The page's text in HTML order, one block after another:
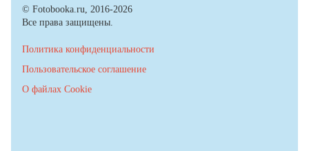
© Fotobooka.ru, 2016-2026
Все права защищены.
Политика конфиденциальности
Пользовательское соглашение
О файлах Cookie